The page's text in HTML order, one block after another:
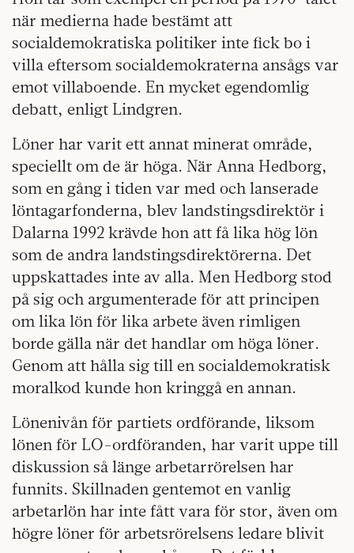
när medierna hade bestämt att
socialdemokratiska politiker inte fick bo i
villa eftersom socialdemokraterna ansågs var
emot villaboende. En mycket egendomlig
debatt, enligt Lindgren.
Löner har varit ett annat minerat område,
speciellt om de är höga. När Anna Hedborg,
som en gång i tiden var med och lanserade
löntagarfonderna, blev landstingsdirektör i
Dalarna 1992 krävde hon att få lika hög lön
som de andra landstingsdirektörerna. Det
uppskattades inte av alla. Men Hedborg stod
på sig och argumenterade för att principen
om lika lön för lika arbete även rimligen
borde gälla när det handlar om höga löner.
Genom att hålla sig till en socialdemokratisk
moralkod kunde hon kringgå en annan.
Lönenivån för partiets ordförande, liksom
lönen för LO-ordföranden, har varit uppe till
diskussion så länge arbetarrörelsen har
funnits. Skillnaden gentemot en vanlig
arbetarlön har inte fått vara för stor, även om
högre löner för arbetsrörelsens ledare blivit